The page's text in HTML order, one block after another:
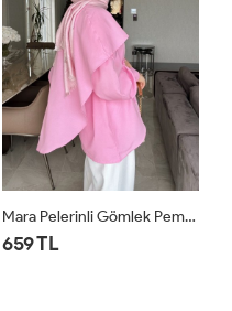
659 TL